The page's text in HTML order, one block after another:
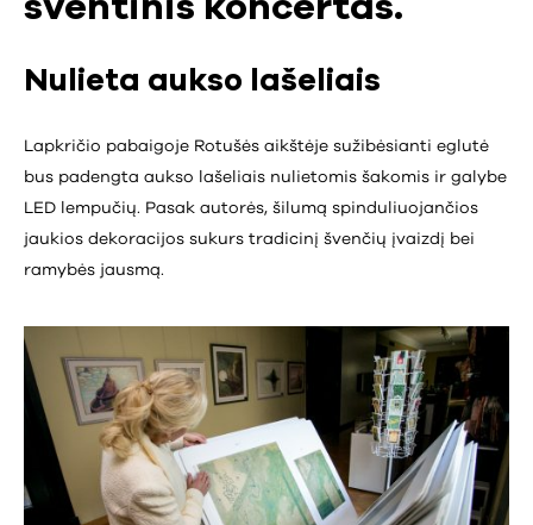
šventinis koncertas.
Nulieta aukso lašeliais
Lapkričio pabaigoje Rotušės aikštėje sužibėsianti eglutė
bus padengta aukso lašeliais nulietomis šakomis ir galybe
LED lempučių. Pasak autorės, šilumą spinduliuojančios
jaukios dekoracijos sukurs tradicinį švenčių įvaizdį bei
ramybės jausmą.